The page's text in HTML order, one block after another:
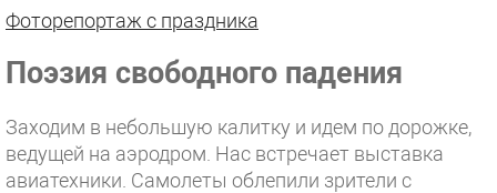
Фоторепортаж с праздника
Поэзия свободного падения
Заходим в небольшую калитку и идем по дорожке,
ведущей на аэродром. Нас встречает выставка
авиатехники. Самолеты облепили зрители с